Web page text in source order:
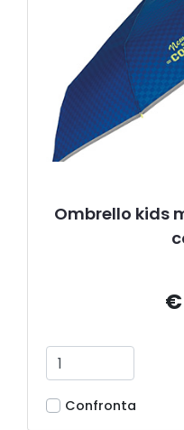
Ombrello kids
€
Confronta